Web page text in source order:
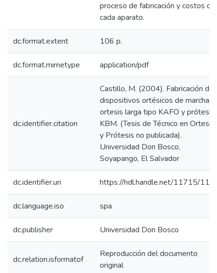
proceso de fabricación y costos de
cada aparato.
dc.format.extent 106 p.
dc.format.mimetype application/pdf
dc.identifier.citation
Castillo, M. (2004). Fabricación de
dispositivos ortésicos de marcha,
ortesis larga tipo KAFO y prótesis
KBM. (Tesis de Técnico en Ortesis
y Prótesis no publicada).
Universidad Don Bosco,
Soyapango, El Salvador
dc.identifier.uri https://hdl.handle.net/11715/
dc.language.iso spa
dc.publisher Universidad Don Bosco
dc.relation.isformatof
Reproducción del documento
original